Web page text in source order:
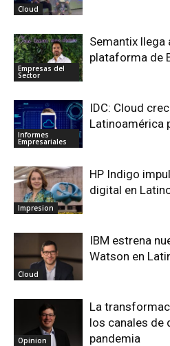
Cloud
Empresas del
Sector
Semantix llega
plataforma de
Informes
Empresariales
IDC: Cloud
Latinoamérica
Impresion
HP Indigo
digital en
Cloud
IBM estrena
Watson en
Opinion
La
los canales de
pandemia